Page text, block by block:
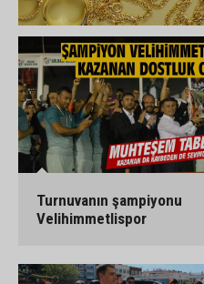
Turnuvanın şampiyonu
Velihimmetlispor